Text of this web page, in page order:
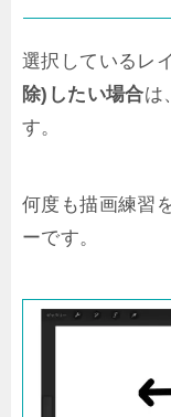
選択しているレ
除)したい場合は
す。
何度も描画練習
ーです。